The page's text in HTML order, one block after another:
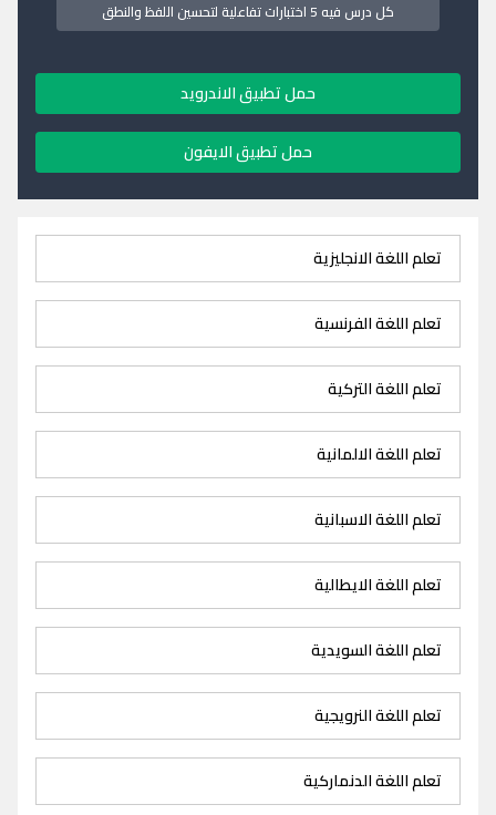
كل درس فيه 5 اختبارات تفاعلية لتحسين اللفظ والنطق
حمل تطبيق الاندرويد
حمل تطبيق الايفون
تعلم اللغة الانجليزية
تعلم اللغة الفرنسية
تعلم اللغة التركية
تعلم اللغة الالمانية
تعلم اللغة الاسبانية
تعلم اللغة الايطالية
تعلم اللغة السويدية
تعلم اللغة النرويجية
تعلم اللغة الدنماركية